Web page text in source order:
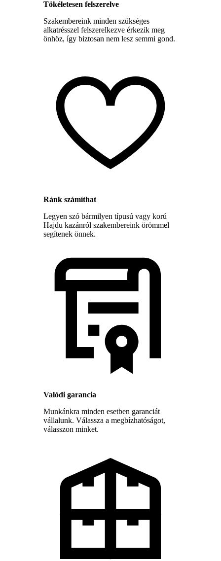
Tökéletesen felszerelve
Szakembereink minden szükséges
alkatrésszel felszerelkezve érkezik meg
önhöz, így biztosan nem lesz semmi gond.
Ránk számíthat
Legyen szó bármilyen típusú vagy korú
Hajdu kazánról szakembereink örömmel
segítenek önnek.
Valódi garancia
Munkánkra minden esetben garanciát
vállalunk. Válassza a megbízhatóságot,
válasszon minket.